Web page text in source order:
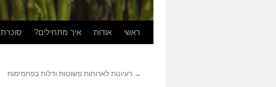
לדלג
ראשי אודות איך מתחילים? סוכרת
→ רעיונות לארוחות פשוטות ודלות בפחמימות